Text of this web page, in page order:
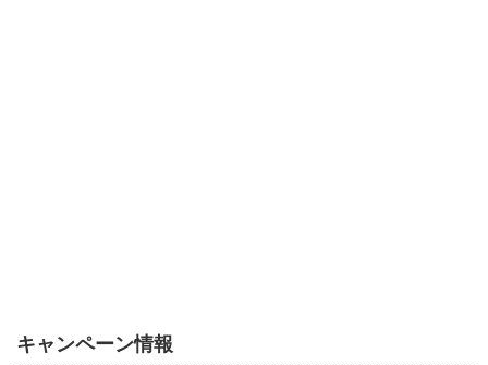
キャンペーン情報